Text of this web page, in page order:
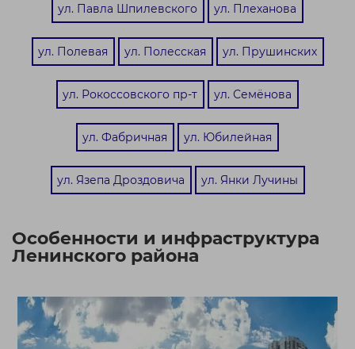
ул. Павла Шпилевского ул. Плеханова
ул. Полевая ул. Полесская ул. Прушинских
ул. Рокоссовского пр-т ул. Семёнова
ул. Фабричная ул. Юбилейная
ул. Язепа Дроздовича ул. Янки Лучины
Особенности и инфраструктура
Ленинского района